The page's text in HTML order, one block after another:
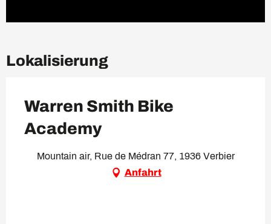
Lokalisierung
Warren Smith Bike
Academy
Mountain air, Rue de Médran 77, 1936 Verbier
Anfahrt